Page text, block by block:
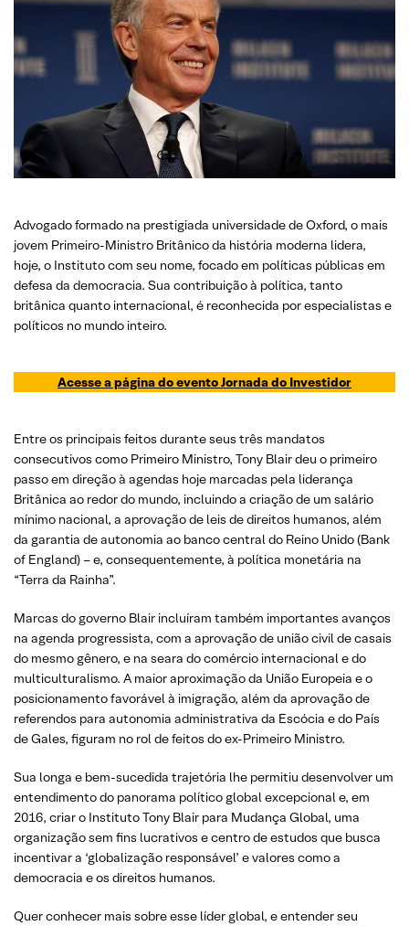
Advogado formado na prestigiada universidade de Oxford, o mais
jovem Primeiro-Ministro Britânico da história moderna lidera,
hoje, o Instituto com seu nome, focado em políticas públicas em
defesa da democracia. Sua contribuição à política, tanto
britânica quanto internacional, é reconhecida por especialistas e
políticos no mundo inteiro.
Acesse a página do evento Jornada do Investidor
Entre os principais feitos durante seus três mandatos
consecutivos como Primeiro Ministro, Tony Blair deu o primeiro
passo em direção à agendas hoje marcadas pela liderança
Britânica ao redor do mundo, incluindo a criação de um salário
mínimo nacional, a aprovação de leis de direitos humanos, além
da garantia de autonomia ao banco central do Reino Unido (Bank
of England) – e, consequentemente, à política monetária na
“Terra da Rainha”.
Marcas do governo Blair incluíram também importantes avanços
na agenda progressista, com a aprovação de união civil de casais
do mesmo gênero, e na seara do comércio internacional e do
multiculturalismo. A maior aproximação da União Europeia e o
posicionamento favorável à imigração, além da aprovação de
referendos para autonomia administrativa da Escócia e do País
de Gales, figuram no rol de feitos do ex-Primeiro Ministro.
Sua longa e bem-sucedida trajetória lhe permitiu desenvolver um
entendimento do panorama político global excepcional e, em
2016, criar o Instituto Tony Blair para Mudança Global, uma
organização sem fins lucrativos e centro de estudos que busca
incentivar a ‘globalização responsável’ e valores como a
democracia e os direitos humanos.
Quer conhecer mais sobre esse líder global, e entender seu